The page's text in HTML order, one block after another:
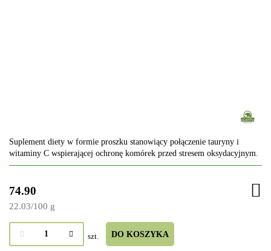
Suplement diety w formie proszku stanowiący połączenie tauryny i
witaminy C wspierającej ochronę komórek przed stresem oksydacyjnym.
74.90
22.03/100 g
szt. DO KOSZYKA